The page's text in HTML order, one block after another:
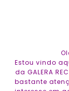
Estou vindo
da GALERA
bastante